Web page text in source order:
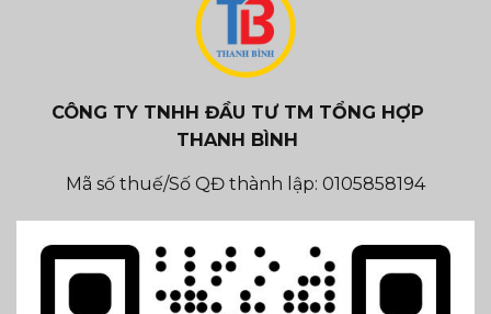
CÔNG TY TNHH ĐẦU TƯ TM TỔNG HỢP
THANH BÌNH
Mã số thuế/Số QĐ thành lập: 0105858194